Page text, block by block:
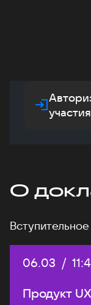
участия
О
Дата:
06.03 /
Продукт